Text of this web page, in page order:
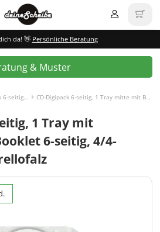
da! 👋 Persönliche Beratung
& Muster
CD-Digipack 6-seitig, 1 Tray mitte mit Bookletschlitz links CD-Digipack 6-seitig, 1 Tray mitte mit Bookletschlitz links und Booklet 6-seitig Leporellofalz, 4/4-farbig
1 Tray mit
6-seitig, 4/4-